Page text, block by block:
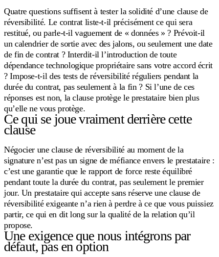
Quatre questions suffisent à tester la solidité d’une clause de
réversibilité. Le contrat liste-t-il précisément ce qui sera
restitué, ou parle-t-il vaguement de « données » ? Prévoit-il
un calendrier de sortie avec des jalons, ou seulement une date
de fin de contrat ? Interdit-il l’introduction de toute
dépendance technologique propriétaire sans votre accord écrit
? Impose-t-il des tests de réversibilité réguliers pendant la
durée du contrat, pas seulement à la fin ? Si l’une de ces
réponses est non, la clause protège le prestataire bien plus
qu’elle ne vous protège.
Ce qui se joue vraiment derrière cette
clause
Négocier une clause de réversibilité au moment de la
signature n’est pas un signe de méfiance envers le prestataire :
c’est une garantie que le rapport de force reste équilibré
pendant toute la durée du contrat, pas seulement le premier
jour. Un prestataire qui accepte sans réserve une clause de
réversibilité exigeante n’a rien à perdre à ce que vous puissiez
partir, ce qui en dit long sur la qualité de la relation qu’il
propose.
Une exigence que nous intégrons par
défaut, pas en option